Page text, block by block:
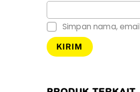
Simpan nama,